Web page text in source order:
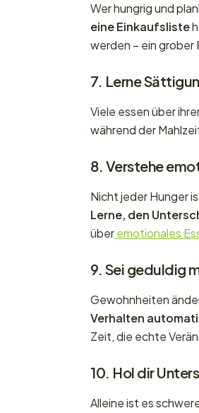
Wer hungrig und
eine Einkaufsliste
werden – ein grober
7. Lerne
Viele essen über
während der
8. Verstehe
Nicht jeder Hunger
Lerne, den
überemotionales
9. Sei geduldig
Gewohnheiten
Verhalten
Zeit, die echte
10. Hol dir
Alleine ist es